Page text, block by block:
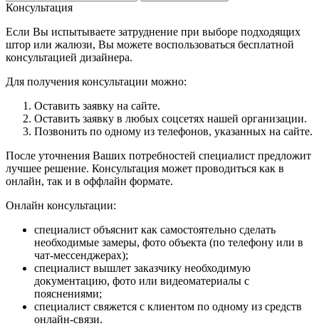
Консультация
Если Вы испытываете затруднение при выборе подходящих
штор или жалюзи, Вы можете воспользоваться бесплатной
консультацией дизайнера.
Для получения консультации можно:
Оставить заявку на сайте.
Оставить заявку в любых соцсетях нашей организации.
Позвонить по одному из телефонов, указанных на сайте.
После уточнения Ваших потребностей специалист предложит
лучшее решение. Консультация может проводиться как в
онлайн, так и в оффлайн формате.
Онлайн консультации:
специалист объяснит как самостоятельно сделать
необходимые замеры, фото объекта (по телефону или в
чат-мессенджерах);
специалист вышлет заказчику необходимую
документацию, фото или видеоматериалы с
пояснениями;
специалист свяжется с клиентом по одному из средств
онлайн-связи.